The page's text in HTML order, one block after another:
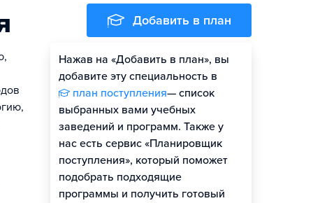
Добавить в план
Нажав на «Добавить в план», вы
добавите эту специальность в
план поступления— список
выбранных вами учебных
заведений и программ. Также у
нас есть сервис «Планировщик
поступления», который поможет
подобрать подходящие
программы и получить готовый